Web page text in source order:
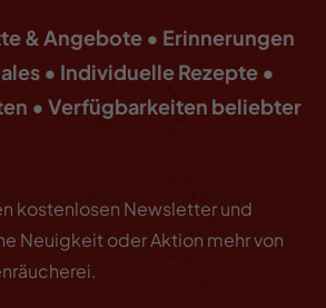
& Angebote • Erinnerungen
• Individuelle Rezepte •
• Verfügbarkeiten beliebter
kostenlosen Newsletter und
Neuigkeit oder Aktion mehr von